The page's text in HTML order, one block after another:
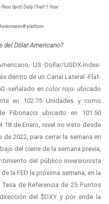
Spot) Daily Chart 1 Year
platform
del Dólar Americano?
US Dollar/USDX-Index-
dentro de un Canal Lateral -Flat-
-señalado en color rojo- ubicado
en 102.75 Unidades y como
Fibonacci ubicado en 101.50
de Enero, nivel no visto desde
2022, para cerrar la semana en
del cierre de la semana previa,
del público inversionista
la FED la próxima semana, en la
de Referencia de 25 Puntos
del $DXY y por ende la